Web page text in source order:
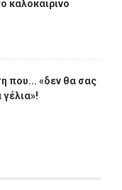
καλοκαιρινό
που... «δεν θα σας